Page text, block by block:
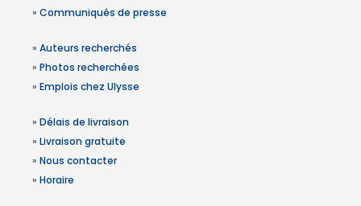
» Communiqués de presse
» Auteurs recherchés
» Photos recherchées
» Emplois chez Ulysse
» Délais de livraison
» Livraison gratuite
» Nous contacter
» Horaire